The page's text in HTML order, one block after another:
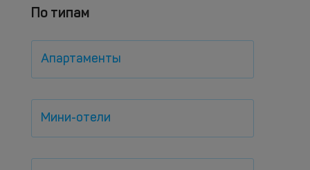
По типам
Апартаменты
Мини-отели